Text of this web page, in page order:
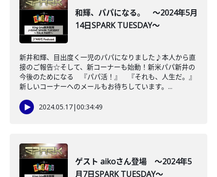
和輝、パパになる。 ～2024年5月
14日SPARK TUESDAY～
新井和輝、目出度く一児のパパになりました♪本人から直
接のご報告☆そして、新コーナーも始動！新米パパ新井の
今後のためになる 『パパ活！』 『それも、人生だ。』
新しいコーナーへのメールもお待ちしています。...
2024.05.17|00:34:49
ゲスト aikoさん登場 ～2024年5
月7日SPARK TUESDAY～